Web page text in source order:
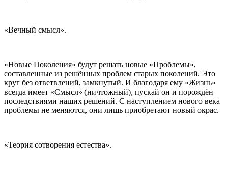
«Вечный смысл».
«Новые Поколения» будут решать новые «Проблемы»,
составленные из решённых проблем старых поколений. Это
круг без ответвлений, замкнутый. И благодаря ему «Жизнь»
всегда имеет «Смысл» (ничтожный), пускай он и порождён
последствиями наших решений. С наступлением нового века
проблемы не меняются, они лишь приобретают новый окрас.
«Теория сотворения естества».